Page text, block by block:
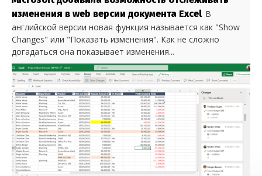
изменения в web версии документа Excel В
английской версии новая функция называется как "Show
Changes" или "Показать изменения". Как не сложно
догадаться она показывает изменения...